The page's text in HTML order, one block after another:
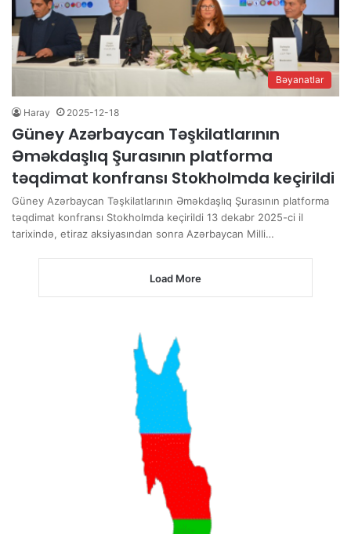
Bəyanatlar
Haray 2025-12-18
Güney Azərbaycan Təşkilatlarının
Əməkdaşlıq Şurasının platforma
təqdimat konfransı Stokholmda keçirildi
Güney Azərbaycan Təşkilatlarının Əməkdaşlıq Şurasının platforma
təqdimat konfransı Stokholmda keçirildi 13 dekabr 2025-ci il
tarixində, etiraz aksiyasından sonra Azərbaycan Milli…
Load More